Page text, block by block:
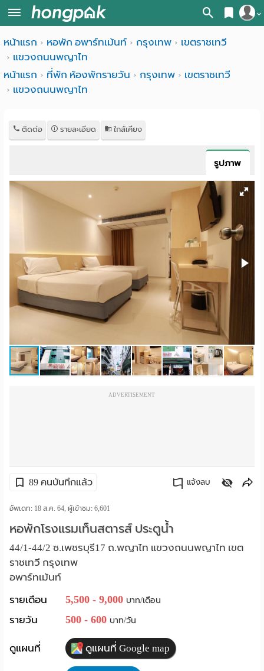
สมัครสมาชิก
หน้า
ค้นหา
ค้นจากสถานีรถไฟฟ้า
ค้นจากสถานศึกษา
พาร์
เม้น
พัก
ราย
เดือน
พัก
ราย
ฟรี
Language
English
หน้าแรก หอพัก อพาร์ทเม้นท์ กรุงเทพ
เขตราชเทวี
แขวงถนนพญาไท
หน้าแรก
ที่พัก ห้องพักรายวัน กรุงเทพ
เขตราชเทวี
แขวงถนนพญาไท
ติดต่อ รายละเอียด ใกล้เคียง
รูปภาพ
ADVERTISEMENT
89 คนบันทึกแล้ว แจ้งลบ
อัพเดท: 18 ส.ค. 64, ผู้เข้าชม:6,601
หอพักโรงแรมเท็นสตารส์ ประตูน้ำ
44/1-44/2 ซ.เพชรบุรี17 ถ.พญาไท แขวงถนนพญาไท เขต
ราชเทวี กรุงเทพ
อพาร์ทเม้นท์
รายเดือน
5,500 - 9,000 บาท/เดือน
รายวัน 500 - 600 บาท/วัน
ดูแผนที่ ดูแผนที่ Google map